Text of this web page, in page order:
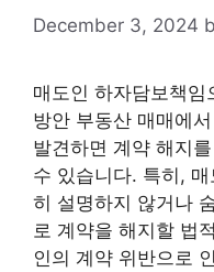
December 3, 2024
매도인 하자담보책
방안 부동산 매매에
발견하면 계약 해지
수 있습니다. 특히,
히 설명하지 않거나
로 계약을 해지할 법
인의 계약 위반으로